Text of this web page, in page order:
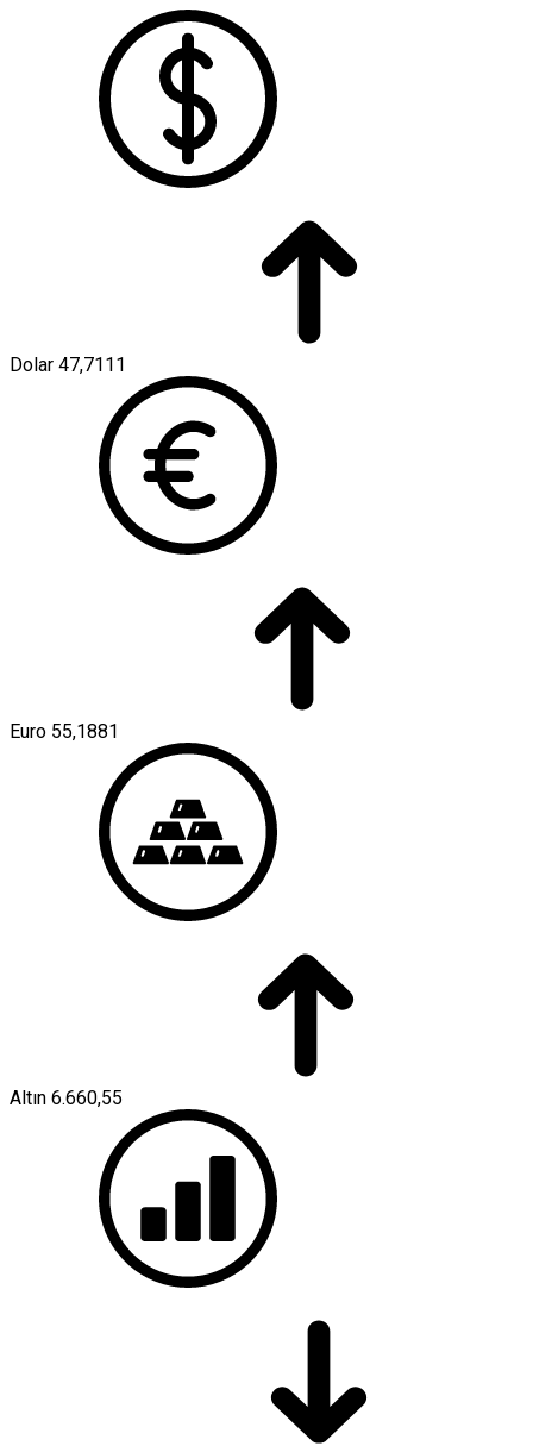
Dolar 47,7111
Euro 55,1881
Altın 6.660,55